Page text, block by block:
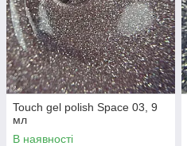
Touch gel polish Space 03, 9
мл
В наявності